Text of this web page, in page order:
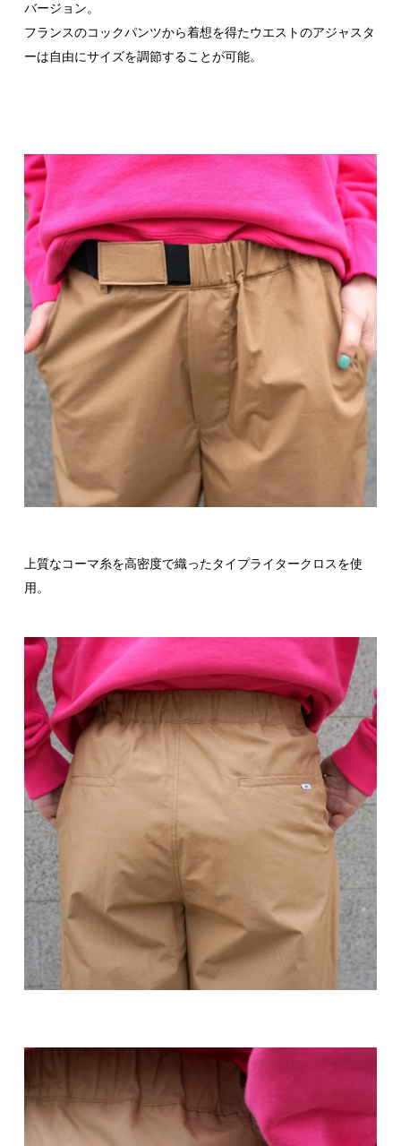
バージョン。
フランスのコックパンツから着想を得たウエストのアジャスタ
ーは自由にサイズを調節することが可能。
上質なコーマ糸を高密度で織ったタイプライタークロスを使
用。